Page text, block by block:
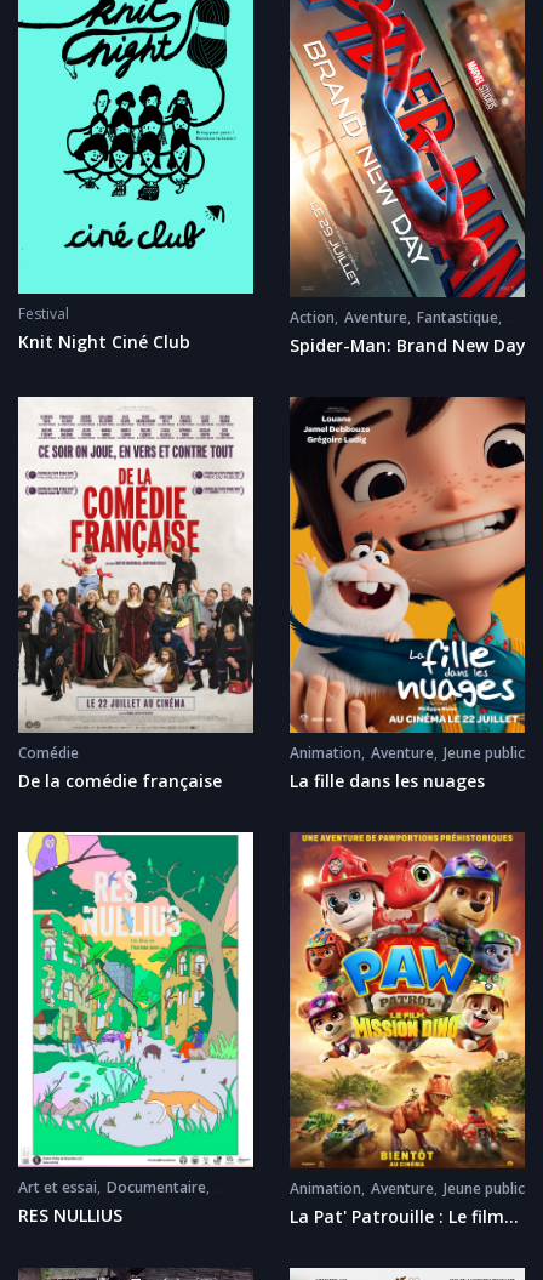
Festival
Knit Night Ciné Club
Action Aventure Fantastique
Science Fiction
Spider-Man: Brand New Day
Comédie
De la comédie française
Animation Aventure Jeune public
La fille dans les nuages
Art et essai Documentaire
Événement
Made in Belgium
RES NULLIUS
Animation Aventure Jeune public
La Pat' Patrouille : Le film